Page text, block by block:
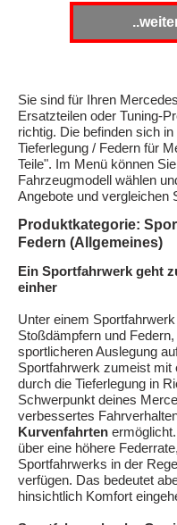
Sie sind für Ihren
Ersatzteilen oder Tuning-
richtig. Die befinden sich
Tieferlegung / Federn für
Teile". Im Menü können
Fahrzeugmodell wählen
Angebote und vergleichen
Produktkategorie:
Federn (Allgemeines)
Ein Sportfahrwerk geht
einher
Unter einem
Stoßdämpfern und
sportlicheren Auslegung
Sportfahrwerk zumeist mit
durch die Tieferlegung in
Schwerpunkt deines
verbessertes
Kurvenfahrten
über eine höhere
Sportfahrwerks in der
verfügen. Das bedeutet
hinsichtlich Komfort